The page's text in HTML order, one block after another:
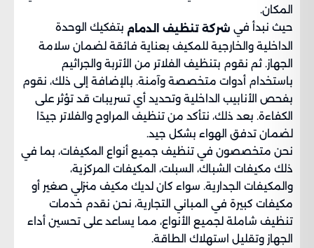
المكان.
حيث نبدأ في شركة تنظيف الدمام بتفكيك الوحدة
الداخلية والخارجية للمكيف بعناية فائقة لضمان سلامة
الجهاز. ثم نقوم بتنظيف الفلاتر من الأتربة والجراثيم
باستخدام أدوات متخصصة وآمنة. بالإضافة إلى ذلك، نقوم
بفحص الأنابيب الداخلية وتحديد أي تسريبات قد تؤثر على
الكفاءة. بعد ذلك، نتأكد من تنظيف المراوح والفلاتر جيدًا
لضمان تدفق الهواء بشكل جيد.
نحن متخصصون في تنظيف جميع أنواع المكيفات، بما في
ذلك مكيفات الشباك، السبلت، المكيفات المركزية،
والمكيفات الجدارية. سواء كان لديك مكيف منزلي صغير أو
مكيفات كبيرة في المباني التجارية، نحن نقدم خدمات
تنظيف شاملة لجميع الأنواع، مما يساعد على تحسين أداء
الجهاز وتقليل استهلاك الطاقة.